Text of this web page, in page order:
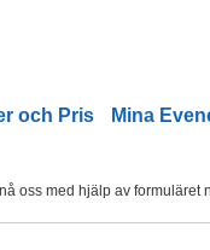
och Pris Mina
oss med hjälp av formuläret